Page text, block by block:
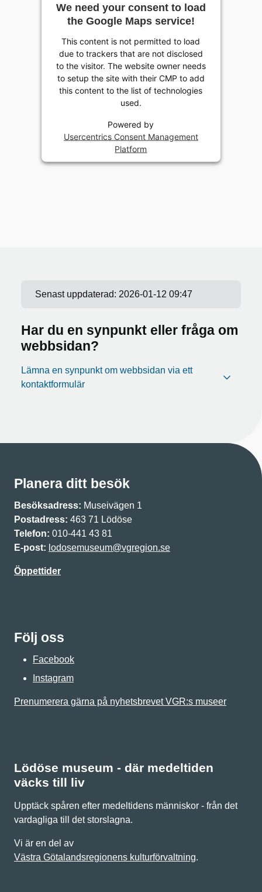
We need your consent to load
the Google Maps service!
This content is not permitted to load
due to trackers that are not disclosed
to the visitor. The website owner needs
to setup the site with their CMP to add
this content to the list of technologies
used.
Powered by
Usercentrics Consent Management
Platform
Senast uppdaterad: 2026-01-12 09:47
Har du en synpunkt eller fråga om
webbsidan?
Lämna en synpunkt om webbsidan via ett
kontaktformulär
Planera ditt besök
Besöksadress: Museivägen 1
Postadress: 463 71 Lödöse
Telefon: 010-441 43 81
E-post: lodosemuseum@vgregion.se
Öppettider
Följ oss
Facebook
Instagram
Prenumerera gärna på nyhetsbrevet VGR:s museer
Lödöse museum - där medeltiden
väcks till liv
Upptäck spåren efter medeltidens människor - från det
vardagliga till det storslagna.
Vi är en del av
Västra Götalandsregionens kulturförvaltning.